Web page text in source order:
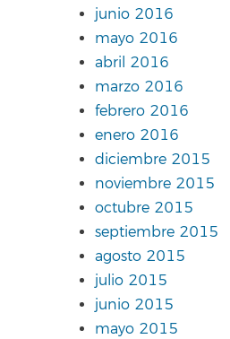
junio 2016
mayo 2016
abril 2016
marzo 2016
febrero 2016
enero 2016
diciembre 2015
noviembre 2015
octubre 2015
septiembre 2015
agosto 2015
julio 2015
junio 2015
mayo 2015